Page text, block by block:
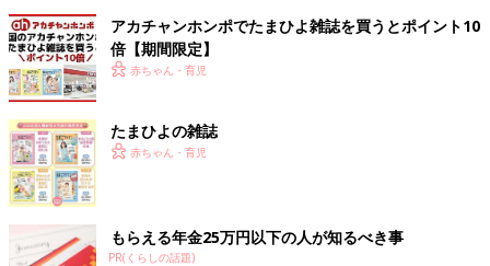
アカチャンホンポでたまひよ雑誌を買うとポイント10
倍【期間限定】
赤ちゃん・育児
たまひよの雑誌
赤ちゃん・育児
もらえる年金25万円以下の人が知るべき事
PR(くらしの話題)